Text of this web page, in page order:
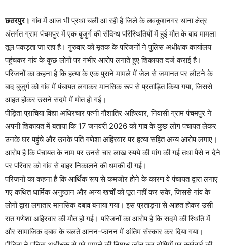
छतरपुर। गांव में आज भी प्रथा चली आ रही है जिले के लवकुशनगर थाना क्षेत्र
अंतर्गत ग्राम पंचमपुर में एक बुजुर्ग की संदिग्ध परिस्थितियों में हुई मौत के बाद मामला
तूल पकड़ता जा रहा है। गुरुवार को मृतक के परिजनों ने पुलिस अधीक्षक कार्यालय
पहुंचकर गांव के कुछ लोगों पर गंभीर आरोप लगाते हुए शिकायत दर्ज कराई है।
परिजनों का कहना है कि हत्या के एक पुराने मामले में जेल से जमानत पर लौटने के
बाद बुजुर्ग को गांव में पंचायत लगाकर मानसिक रूप से प्रताड़ित किया गया, जिससे
आहत होकर उसने सदमे में मोत हो गई।
पीड़िता प्राचिया विद्या अधिरचार पत्नी गौशातिर अहिरवार, निवासी ग्राम पंचमपुर ने
अपनी शिकायत में बताया कि 17 जनवरी 2026 को गांव के कुछ लोग पंचायत लेकर
उनके घर पहुंचे और उनके पति गणेशा अहिरवार पर हत्या सहित अन्य आरोप लगाए।
आरोप है कि पंचायत के नाम पर उनसे चार लाख रुपये की मांग की गई तथा पैसे न देने
पर परिवार को गांव से बाहर निकालने की धमकी दी गई।
परिजनों का कहना है कि आर्थिक रूप से कमजोर होने के कारण वे पंचायत द्वारा लगाए
गए कथित धार्मिक अनुष्ठान और अन्य खर्चों को पूरा नहीं कर सके, जिससे गांव के
लोगों द्वारा लगातार मानसिक दबाव बनाया गया। इस प्रताड़ना से आहत होकर उसी
रात गणेशा अहिरवार की मौत हो गई। परिजनों का आरोप है कि सदमे की स्थिति में
और सामाजिक दबाव के चलते आनन-फानन में अंतिम संस्कार कर दिया गया।